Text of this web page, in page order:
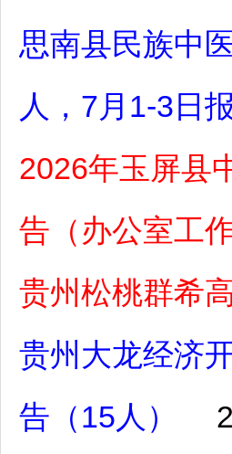
思南县民族中
人，7月1-3日报
2026年玉屏县
告（办公室工
贵州松桃群希
贵州大龙经济
告（15人）